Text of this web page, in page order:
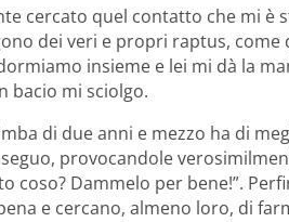
cercato quel contatto che mi è
dei veri e propri raptus, come
insieme e lei mi dà la
bacio mi sciolgo.
di due anni e mezzo ha di
provocandole
coso? Dammelo per bene!”.
e cercano, almeno loro, di